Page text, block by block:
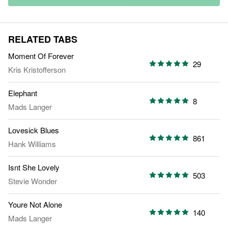
RELATED TABS
Moment Of Forever
Kris Kristofferson
29
Elephant
Mads Langer
8
Lovesick Blues
Hank Williams
861
Isnt She Lovely
Stevie Wonder
503
Youre Not Alone
Mads Langer
140